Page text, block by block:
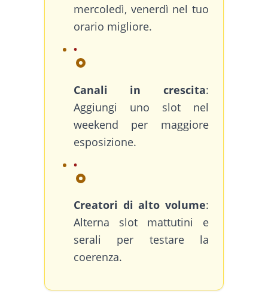
mercoledì, venerdì nel tuo
orario migliore.
Canali in crescita:
Aggiungi uno slot nel
weekend per maggiore
esposizione.
Creatori di alto volume:
Alterna slot mattutini e
serali per testare la
coerenza.